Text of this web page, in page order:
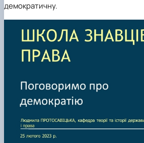
демократичну.